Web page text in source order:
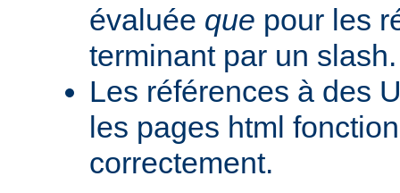
évaluée que pour les
terminant par un slash.
Les références à des
les pages html
correctement.